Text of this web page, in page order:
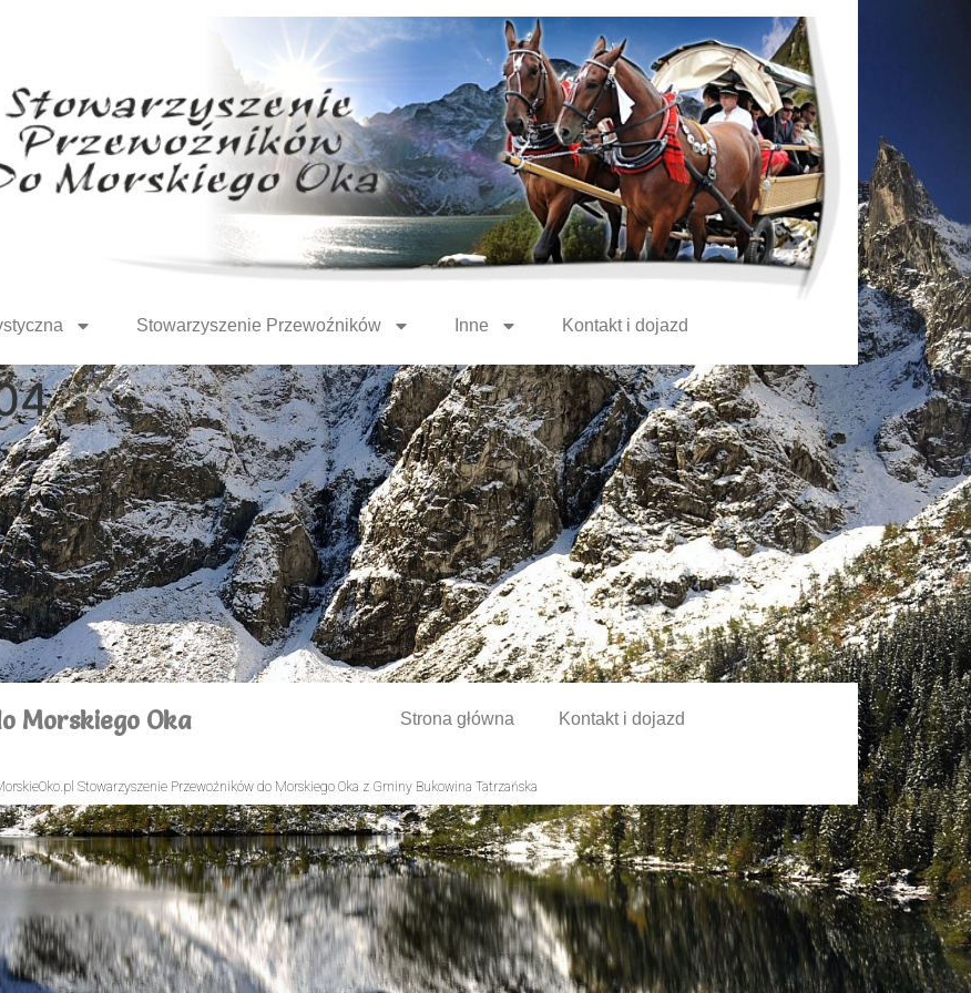
Stowarzyszenie Przewoźników Inne Kontakt i dojazd
Morskiego Oka Strona główna Kontakt i dojazd
Stowarzyszenie Przewoźników do Morskiego Oka z Gminy Bukowina Tatrzańska